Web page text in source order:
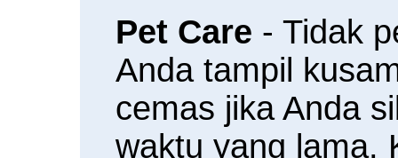
Pet Care - Tidak
Anda tampil
cemas jika Anda
waktu yang lama.